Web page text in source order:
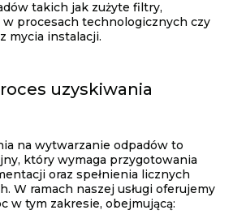
takich jak zużyte filtry,
procesach technologicznych czy
mycia instalacji.
uzyskiwania
na wytwarzanie odpadów to
który wymaga przygotowania
oraz spełnienia licznych
W ramach naszej usługi oferujemy
w tym zakresie, obejmującą: